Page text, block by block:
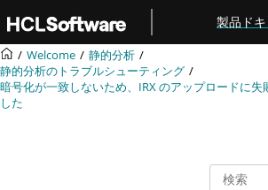
メインコンテンツにジャンプ
製品ド
Welcome
静的分析
静的分析のトラブルシューティング
暗号化が一致しないため、 IRXのアップロードに失
した